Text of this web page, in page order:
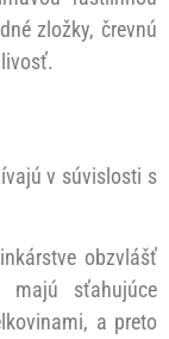
zložky, črevnú
v súvislosti s
obzvlášť
sťahujúce
a preto